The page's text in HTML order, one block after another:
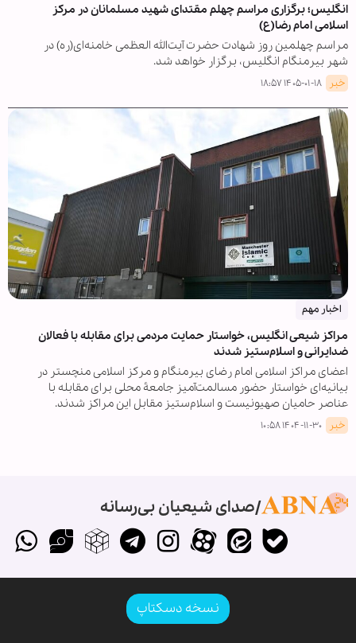
انگلیس؛ برگزاری مراسم چهلم مقتدای شهید مسلمانان در مرکز
اسلامی امام رضا(ع)
مراسم چهلمین روز شهادت حضرت آیت‌الله العظمی خامنه‌ای(ره) در
شهر بیرمنگام انگلیس، برگزار خواهد شد.
خبر ۱۴۰۵-۰۱-۱۸ ۱۸:۵۷
اخبار مهم
مراکز شیعی انگلیس، خواستار حمایت مردمی برای مقابله با فعالان
ضدایرانی و اسلام‌ستیز شدند
اعضای مراکز اسلامی امام رضای بیرمنگام و مرکز اسلامی منچستر در
بیانیه‌ای خواستار حضور مسالمت‌آمیز جامعۀ محلی برای مقابله با
عناصر حامیان صهیونیست و اسلام‌ستیز مقابل این مراکز شدند.
خبر ۱۴۰۴-۱۱-۳۰ ۱۰:۵۸
صدای شیعیان بی‌رسانه
نسخه دسکتاپ